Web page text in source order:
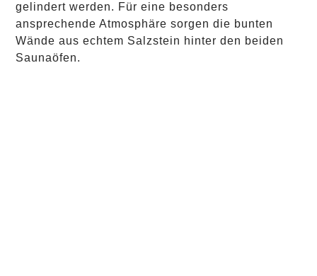
gelindert werden. Für eine besonders
ansprechende Atmosphäre sorgen die bunten
Wände aus echtem Salzstein hinter den beiden
Saunaöfen.